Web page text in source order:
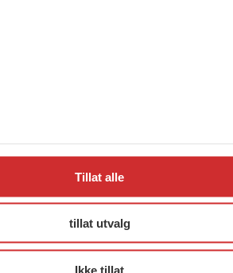
Tillat alle
tillat utvalg
Ikke tillat
Taushetsplikt og personvern
Er du berørt av brannen i